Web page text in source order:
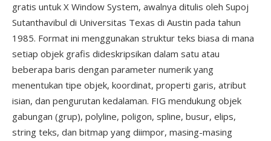
gratis untuk X Window System, awalnya ditulis oleh Supoj
Sutanthavibul di Universitas Texas di Austin pada tahun
1985. Format ini menggunakan struktur teks biasa di mana
setiap objek grafis dideskripsikan dalam satu atau
beberapa baris dengan parameter numerik yang
menentukan tipe objek, koordinat, properti garis, atribut
isian, dan pengurutan kedalaman. FIG mendukung objek
gabungan (grup), polyline, poligon, spline, busur, elips,
string teks, dan bitmap yang diimpor, masing-masing